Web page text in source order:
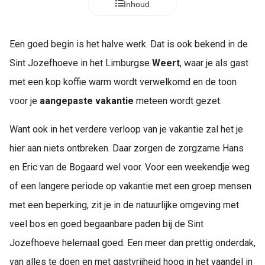
Inhoud
Een goed begin is het halve werk. Dat is ook bekend in de
Sint Jozefhoeve in het Limburgse Weert, waar je als gast
met een kop koffie warm wordt verwelkomd en de toon
voor je aangepaste vakantie meteen wordt gezet.
Want ook in het verdere verloop van je vakantie zal het je
hier aan niets ontbreken. Daar zorgen de zorgzame Hans
en Eric van de Bogaard wel voor. Voor een weekendje weg
of een langere periode op vakantie met een groep mensen
met een beperking, zit je in de natuurlijke omgeving met
veel bos en goed begaanbare paden bij de Sint
Jozefhoeve helemaal goed. Een meer dan prettig onderdak,
van alles te doen en met gastvrijheid hoog in het vaandel in